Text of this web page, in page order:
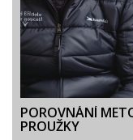
POROVNÁNÍ
PROUŽKY